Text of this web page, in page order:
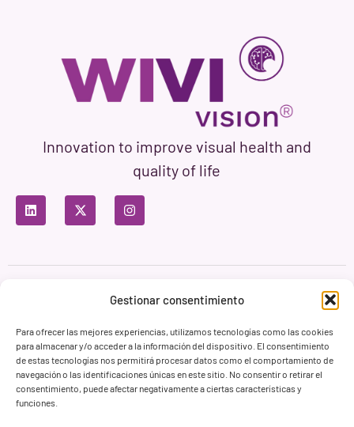
Gestionar consentimiento
Para ofrecer las mejores experiencias, utilizamos tecnologías como las cookies
para almacenar y/o acceder a la información del dispositivo. El consentimiento
de estas tecnologías nos permitirá procesar datos como el comportamiento de
navegación o las identificaciones únicas en este sitio. No consentir o retirar el
consentimiento, puede afectar negativamente a ciertas características y
funciones.
Innovation to improve visual health and
quality of life
Privacy Policy Terms of Use
Cookie Policy